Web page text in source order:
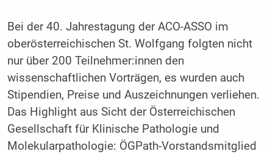
Bei der 40. Jahrestagung der ACO-ASSO im
oberösterreichischen St. Wolfgang folgten nicht
nur über 200 Teilnehmer:innen den
wissenschaftlichen Vorträgen, es wurden auch
Stipendien, Preise und Auszeichnungen verliehen.
Das Highlight aus Sicht der Österreichischen
Gesellschaft für Klinische Pathologie und
Molekularpathologie: ÖGPath-Vorstandsmitglied